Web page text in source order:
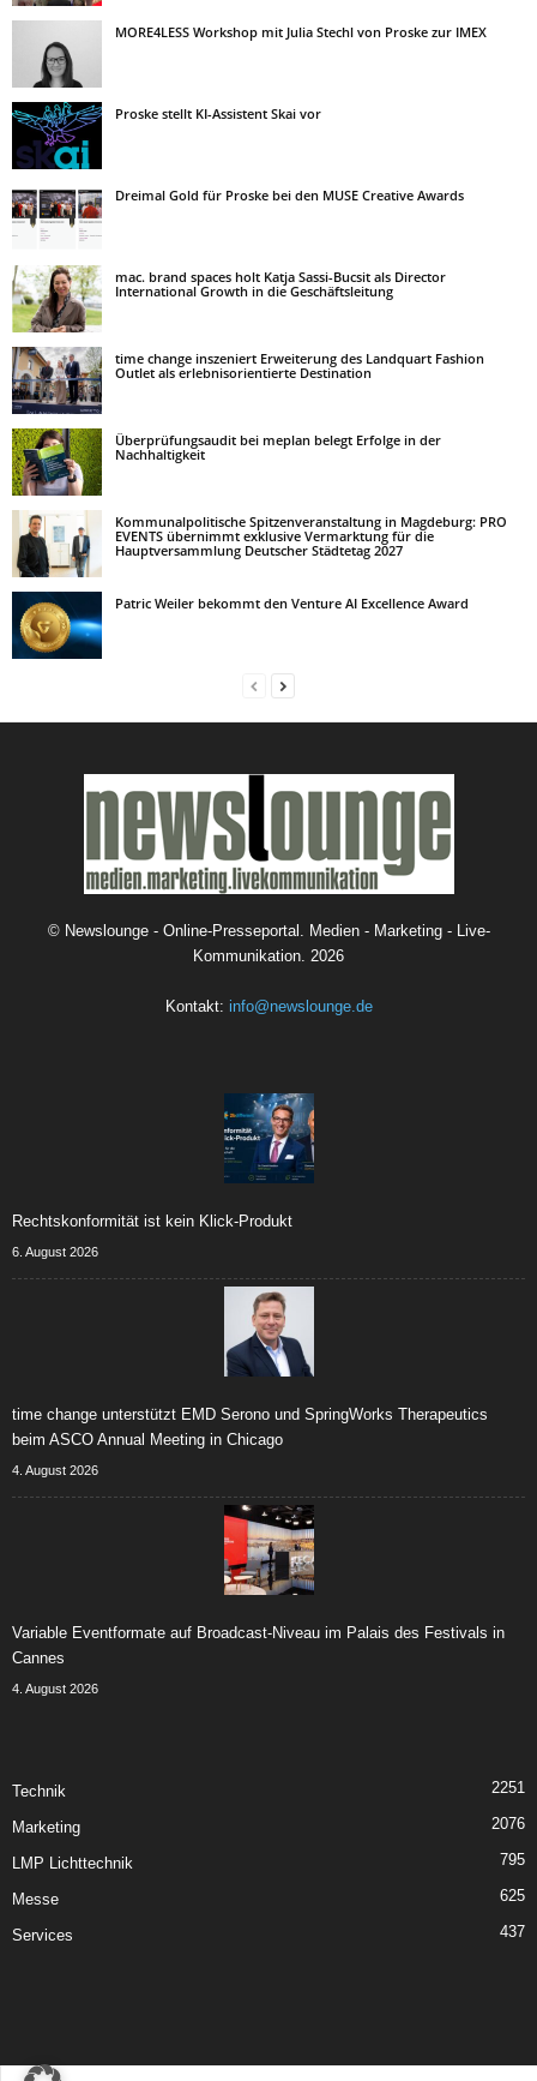
MORE4LESS Workshop mit Julia Stechl von Proske zur IMEX
Proske stellt KI-Assistent Skai vor
Dreimal Gold für Proske bei den MUSE Creative Awards
mac. brand spaces holt Katja Sassi-Bucsit als Director
International Growth in die Geschäftsleitung
time change inszeniert Erweiterung des Landquart Fashion
Outlet als erlebnisorientierte Destination
Überprüfungsaudit bei meplan belegt Erfolge in der
Nachhaltigkeit
Kommunalpolitische Spitzenveranstaltung in Magdeburg: PRO
EVENTS übernimmt exklusive Vermarktung für die
Hauptversammlung Deutscher Städtetag 2027
Patric Weiler bekommt den Venture AI Excellence Award
© Newslounge - Online-Presseportal. Medien - Marketing - Live-
Kommunikation. 2026
Kontakt: info@newslounge.de
Rechtskonformität ist kein Klick-Produkt
6. August 2026
time change unterstützt EMD Serono und SpringWorks Therapeutics
beim ASCO Annual Meeting in Chicago
4. August 2026
Variable Eventformate auf Broadcast-Niveau im Palais des Festivals in
Cannes
4. August 2026
Technik 2251
Marketing 2076
LMP Lichttechnik 795
Messe 625
Services 437